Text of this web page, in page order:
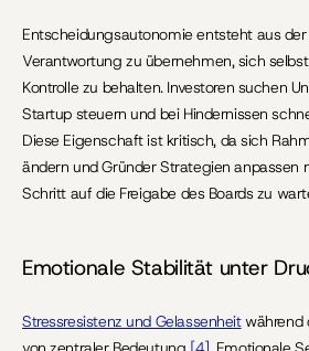
Entscheidungsautonomie entsteht aus
Verantwortung zu übernehmen, sich
Kontrolle zu behalten. Investoren suchen
Startup steuern und bei Hindernissen
Diese Eigenschaft ist kritisch, da sich
ändern und Gründer Strategien anpassen
Schritt auf die Freigabe des Boards zu
Emotionale Stabilität unter
Stressresistenz und Gelassenheit während